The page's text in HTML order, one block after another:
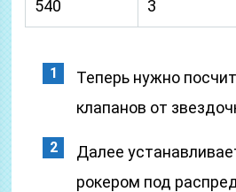
540 3
Теперь нужно
клапанов от
Далее
рокером под